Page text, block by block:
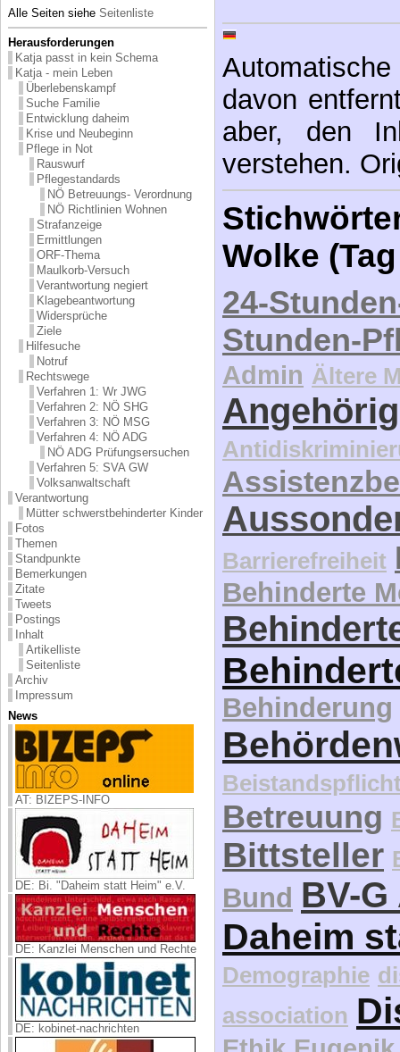
Alle Seiten siehe Seitenliste
Herausforderungen
Katja passt in kein Schema
Katja - mein Leben
Überlebenskampf
Suche Familie
Entwicklung daheim
Krise und Neubeginn
Pflege in Not
Rauswurf
Pflegestandards
NÖ Betreuungs- Verordnung
NÖ Richtlinien Wohnen
Strafanzeige
Ermittlungen
ORF-Thema
Maulkorb-Versuch
Verantwortung negiert
Klagebeantwortung
Widersprüche
Ziele
Hilfesuche
Notruf
Rechtswege
Verfahren 1: Wr JWG
Verfahren 2: NÖ SHG
Verfahren 3: NÖ MSG
Verfahren 4: NÖ ADG
NÖ ADG Prüfungsersuchen
Verfahren 5: SVA GW
Volksanwaltschaft
Verantwortung
Mütter schwerstbehinderter Kinder
Fotos
Themen
Standpunkte
Bemerkungen
Zitate
Tweets
Postings
Inhalt
Artikelliste
Seitenliste
Archiv
Impressum
News
AT: BIZEPS-INFO
DE: Bi. "Daheim statt Heim" e.V.
DE: Kanzlei Menschen und Rechte
DE: kobinet-nachrichten
davon
aber, den
verstehen.
Wolke
24-
Stunden-
Admin Ältere
Barrierefreiheit
Behinderte
Behinderung
Betreuung
Bittsteller
Bund BV-
Daheim
Demographie
association